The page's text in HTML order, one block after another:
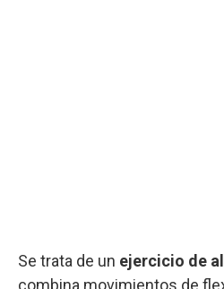
Se trata de un ejercicio de
combina movimientos de